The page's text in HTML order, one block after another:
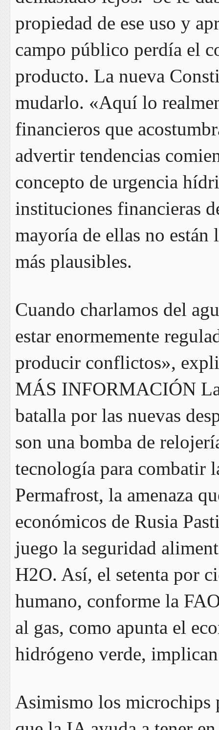
propiedad de ese uso y
campo público perdía el
producto. La nueva
mudarlo. «Aquí lo
financieros que
advertir tendencias
concepto de urgencia
instituciones financieras
mayoría de ellas no están
más plausibles.
Cuando charlamos del
estar enormemente
producir conflictos»,
MÁS INFORMACIÓN
batalla por las nuevas
son una bomba de
tecnología para combatir
Permafrost, la amenaza
económicos de Rusia
juego la seguridad
H2O. Así, el setenta por
humano, conforme la
al gas, como apunta el
hidrógeno verde,
Asimismo los microchips